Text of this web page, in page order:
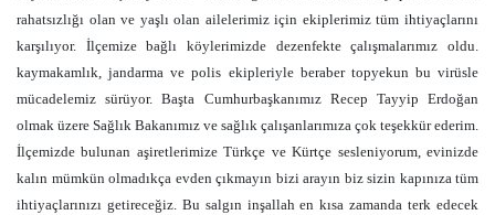
rahatsızlığı olan ve yaşlı olan ailelerimiz için ekiplerimiz tüm ihtiyaçlarını
karşılıyor. İlçemize bağlı köylerimizde dezenfekte çalışmalarımız oldu.
kaymakamlık, jandarma ve polis ekipleriyle beraber topyekun bu virüsle
mücadelemiz sürüyor. Başta Cumhurbaşkanımız Recep Tayyip Erdoğan
olmak üzere Sağlık Bakanımız ve sağlık çalışanlarımıza çok teşekkür ederim.
İlçemizde bulunan aşiretlerimize Türkçe ve Kürtçe sesleniyorum, evinizde
kalın mümkün olmadıkça evden çıkmayın bizi arayın biz sizin kapınıza tüm
ihtiyaçlarınızı getireceğiz. Bu salgın inşallah en kısa zamanda terk edecek